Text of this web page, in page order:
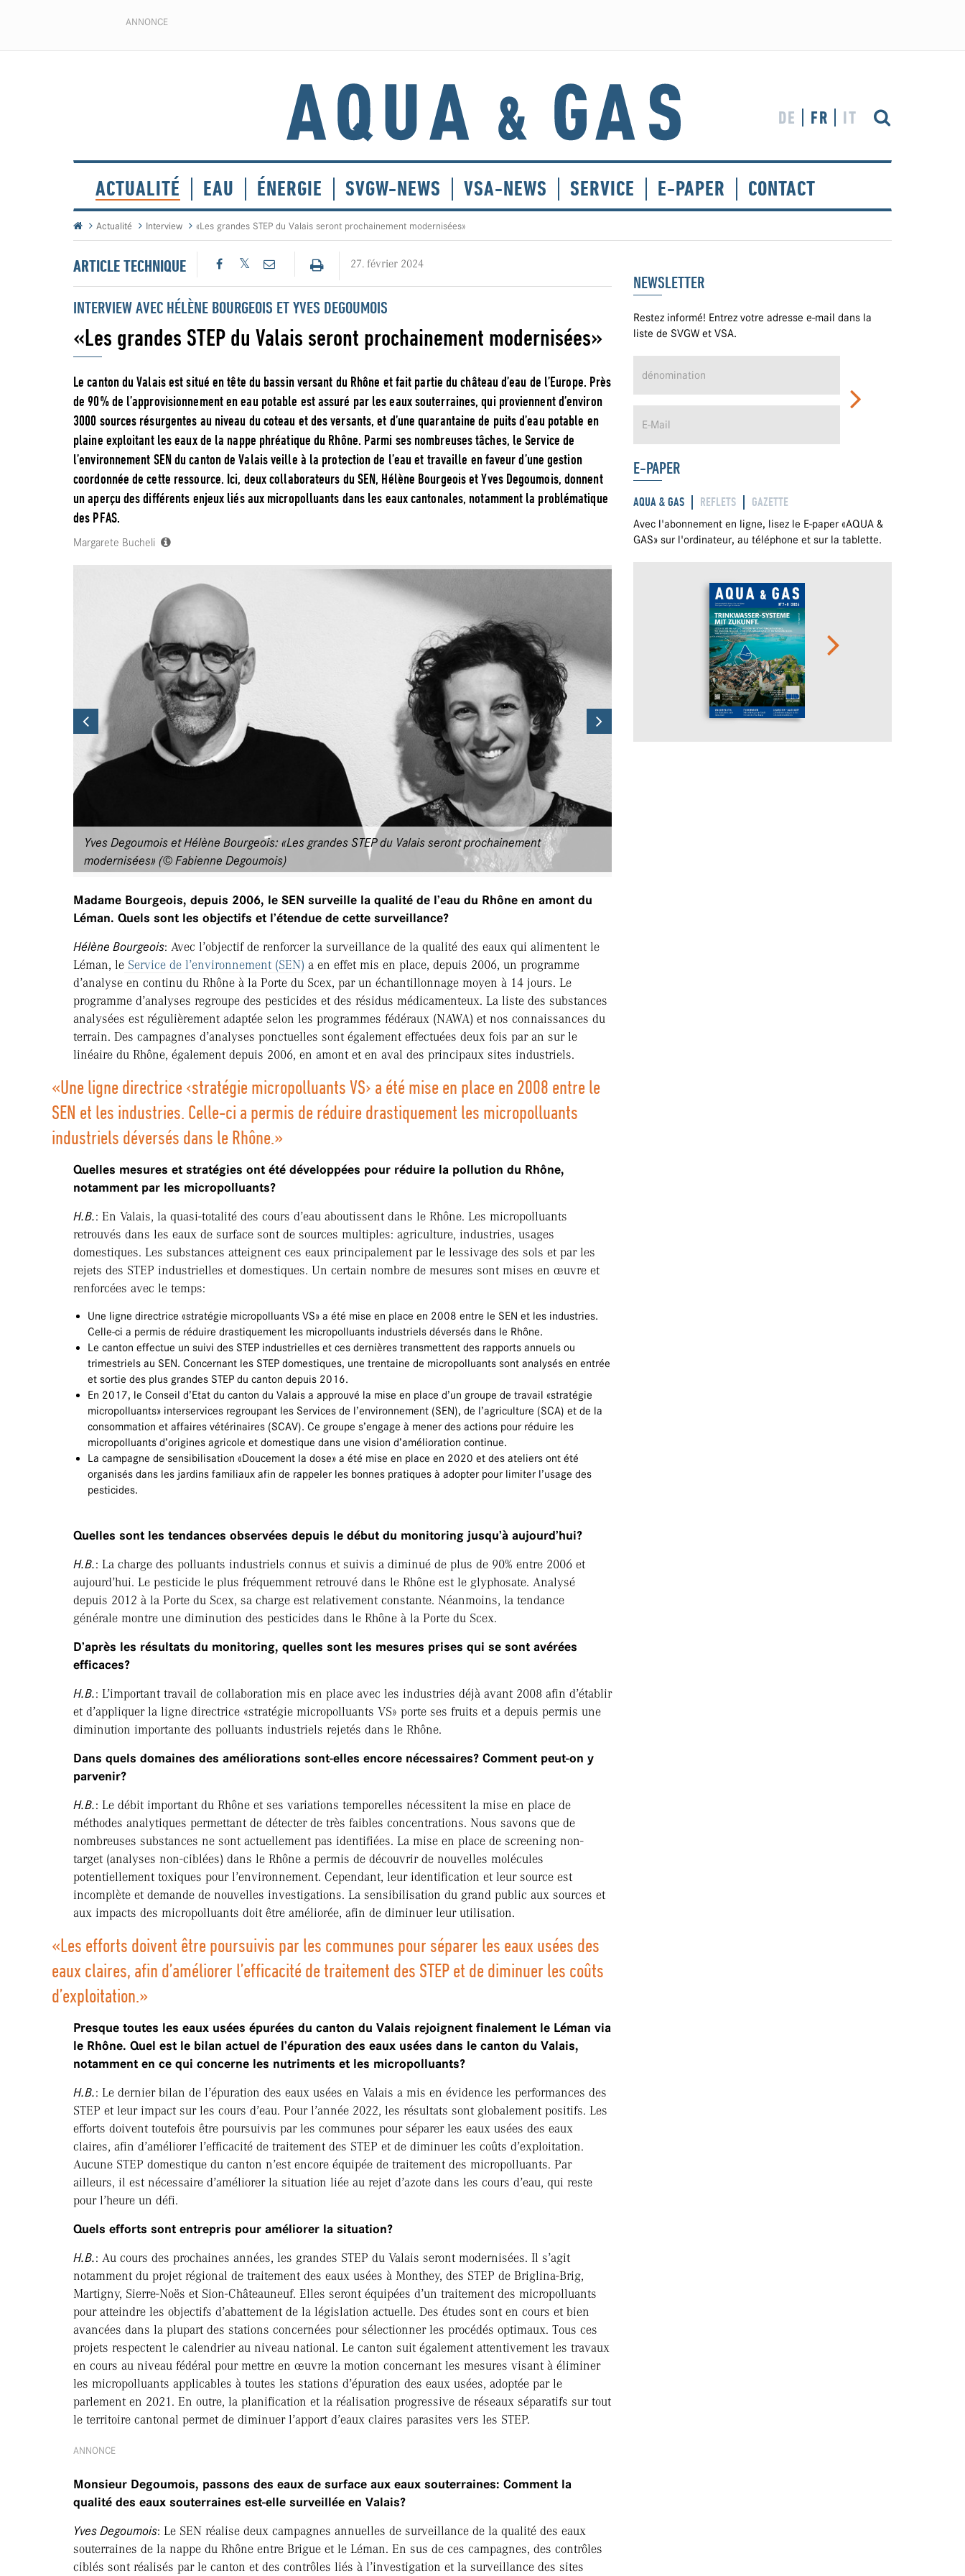
ANNONCE
DE FR IT
ACTUALITÉ EAU ÉNERGIE SVGW-NEWS VSA-NEWS SERVICE E-PAPER CONTACT
Actualité Interview «Les grandes STEP du Valais seront prochainement modernisées»
ARTICLE TECHNIQUE 27. février 2024
INTERVIEW AVEC HÉLÈNE BOURGEOIS ET YVES DEGOUMOIS
«Les grandes STEP du Valais seront prochainement modernisées»
Le canton du Valais est situé en tête du bassin versant du Rhône et fait partie du château d’eau de l’Europe. Près
de 90% de l’approvisionnement en eau potable est assuré par les eaux souterraines, qui proviennent d’environ
3000 sources résurgentes au niveau du coteau et des versants, et d’une quarantaine de puits d’eau potable en
plaine exploitant les eaux de la nappe phréatique du Rhône. Parmi ses nombreuses tâches, le Service de
l’environnement SEN du canton de Valais veille à la protection de l’eau et travaille en faveur d’une gestion
coordonnée de cette ressource. Ici, deux collaborateurs du SEN, Hélène Bourgeois et Yves Degoumois, donnent
un aperçu des différents enjeux liés aux micropolluants dans les eaux cantonales, notamment la problématique
des PFAS.
Margarete Bucheli
Yves Degoumois et Hélène Bourgeois: «Les grandes STEP du Valais seront prochainement
modernisées» (© Fabienne Degoumois)
Previous
Madame Bourgeois, depuis 2006, le SEN surveille la qualité de l’eau du Rhône en amont du
Léman. Quels sont les objectifs et l’étendue de cette surveillance?
Hélène Bourgeois: Avec l’objectif de renforcer la surveillance de la qualité des eaux qui alimentent le
Léman, le Service de l’environnement (SEN) a en effet mis en place, depuis 2006, un programme
d’analyse en continu du Rhône à la Porte du Scex, par un échantillonnage moyen à 14 jours. Le
programme d’analyses regroupe des pesticides et des résidus médicamenteux. La liste des substances
analysées est régulièrement adaptée selon les programmes fédéraux (NAWA) et nos connaissances du
terrain. Des campagnes d’analyses ponctuelles sont également effectuées deux fois par an sur le
linéaire du Rhône, également depuis 2006, en amont et en aval des principaux sites industriels.
«Une ligne directrice ‹stratégie micropolluants VS› a été mise en place en 2008 entre le
SEN et les industries. Celle-ci a permis de réduire drastiquement les micropolluants
industriels déversés dans le Rhône.»
Quelles mesures et stratégies ont été développées pour réduire la pollution du Rhône,
notamment par les micropolluants?
H.B.: En Valais, la quasi-totalité des cours d’eau aboutissent dans le Rhône. Les micropolluants
retrouvés dans les eaux de surface sont de sources multiples: agriculture, industries, usages
domestiques. Les substances atteignent ces eaux principalement par le lessivage des sols et par les
rejets des STEP industrielles et domestiques. Un certain nombre de mesures sont mises en œuvre et
renforcées avec le temps:
Une ligne directrice «stratégie micropolluants VS» a été mise en place en 2008 entre le SEN et les industries.
Celle-ci a permis de réduire drastiquement les micropolluants industriels déversés dans le Rhône.
Le canton effectue un suivi des STEP industrielles et ces dernières transmettent des rapports annuels ou
trimestriels au SEN. Concernant les STEP domestiques, une trentaine de micropolluants sont analysés en entrée
et sortie des plus grandes STEP du canton depuis 2016.
En 2017, le Conseil d’Etat du canton du Valais a approuvé la mise en place d’un groupe de travail «stratégie
micropolluants» interservices regroupant les Services de l’environnement (SEN), de l’agriculture (SCA) et de la
consommation et affaires vétérinaires (SCAV). Ce groupe s’engage à mener des actions pour réduire les
micropolluants d’origines agricole et domestique dans une vision d’amélioration continue.
La campagne de sensibilisation «Doucement la dose» a été mise en place en 2020 et des ateliers ont été
organisés dans les jardins familiaux afin de rappeler les bonnes pratiques à adopter pour limiter l’usage des
pesticides.
Quelles sont les tendances observées depuis le début du monitoring jusqu’à aujourd’hui?
H.B.: La charge des polluants industriels connus et suivis a diminué de plus de 90% entre 2006 et
aujourd’hui. Le pesticide le plus fréquemment retrouvé dans le Rhône est le glyphosate. Analysé
depuis 2012 à la Porte du Scex, sa charge est relativement constante. Néanmoins, la tendance
générale montre une diminution des pesticides dans le Rhône à la Porte du Scex.
D’après les résultats du monitoring, quelles sont les mesures prises qui se sont avérées
efficaces?
H.B.: L’important travail de collaboration mis en place avec les industries déjà avant 2008 afin d’établir
et d’appliquer la ligne directrice «stratégie micropolluants VS» porte ses fruits et a depuis permis une
diminution importante des polluants industriels rejetés dans le Rhône.
Dans quels domaines des améliorations sont-elles encore nécessaires? Comment peut-on y
parvenir?
H.B.: Le débit important du Rhône et ses variations temporelles nécessitent la mise en place de
méthodes analytiques permettant de détecter de très faibles concentrations. Nous savons que de
nombreuses substances ne sont actuellement pas identifiées. La mise en place de screening non-
target (analyses non-ciblées) dans le Rhône a permis de découvrir de nouvelles molécules
potentiellement toxiques pour l’environnement. Cependant, leur identification et leur source est
incomplète et demande de nouvelles investigations. La sensibilisation du grand public aux sources et
aux impacts des micropolluants doit être améliorée, afin de diminuer leur utilisation.
«Les efforts doivent être poursuivis par les communes pour séparer les eaux usées des
eaux claires, afin d’améliorer l’efficacité de traitement des STEP et de diminuer les coûts
d’exploitation.»
Presque toutes les eaux usées épurées du canton du Valais rejoignent finalement le Léman via
le Rhône. Quel est le bilan actuel de l’épuration des eaux usées dans le canton du Valais,
notamment en ce qui concerne les nutriments et les micro­polluants?
H.B.: Le dernier bilan de l’épuration des eaux usées en Valais a mis en évidence les performances des
STEP et leur impact sur les cours d’eau. Pour l’année 2022, les résultats sont globalement positifs. Les
efforts doivent toutefois être poursuivis par les communes pour séparer les eaux usées des eaux
claires, afin d’améliorer l’efficacité de traitement des STEP et de diminuer les coûts d’exploitation.
Aucune STEP domestique du canton n’est encore équipée de traitement des micropolluants. Par
ailleurs, il est nécessaire d’améliorer la situation liée au rejet d’azote dans les cours d’eau, qui reste
pour l’heure un défi.
Quels efforts sont entrepris pour améliorer la situation?
H.B.: Au cours des prochaines années, les grandes STEP du Valais seront modernisées. Il s’agit
notamment du projet régional de traitement des eaux usées à Monthey, des STEP de Briglina-Brig,
Martigny, Sierre-Noës et Sion-Châteauneuf. Elles seront équipées d’un traitement des micropolluants
pour atteindre les objectifs d’abattement de la législation actuelle. Des études sont en cours et bien
avancées dans la plupart des stations concernées pour sélectionner les procédés optimaux. Tous ces
projets respectent le calendrier au niveau national. Le canton suit également attentivement les travaux
en cours au niveau fédéral pour mettre en œuvre la motion concernant les mesures visant à éliminer
les micropolluants applicables à toutes les stations d’épuration des eaux usées, adoptée par le
parlement en 2021. En outre, la planification et la réalisation progressive de réseaux séparatifs sur tout
le territoire cantonal permet de diminuer l’apport d’eaux claires parasites vers les STEP.
ANNONCE
Monsieur Degoumois, passons des eaux de surface aux eaux souterraines: Comment la
qualité des eaux souterraines est-elle surveillée en Valais?
Yves Degoumois: Le SEN réalise deux campagnes annuelles de surveillance de la qualité des eaux
souterraines de la nappe du Rhône entre Brigue et le Léman. En sus de ces campagnes, des contrôles
ciblés sont réalisés par le canton et des contrôles liés à l’investigation et la surveillance des sites
NEWSLETTER
Restez informé! Entrez votre adresse e-mail dans la
liste de SVGW et VSA.
E-PAPER
AQUA & GAS REFLETS GAZETTE
Avec l'abonnement en ligne, lisez le E-paper «AQUA &
GAS» sur l'ordinateur, au téléphone et sur la tablette.